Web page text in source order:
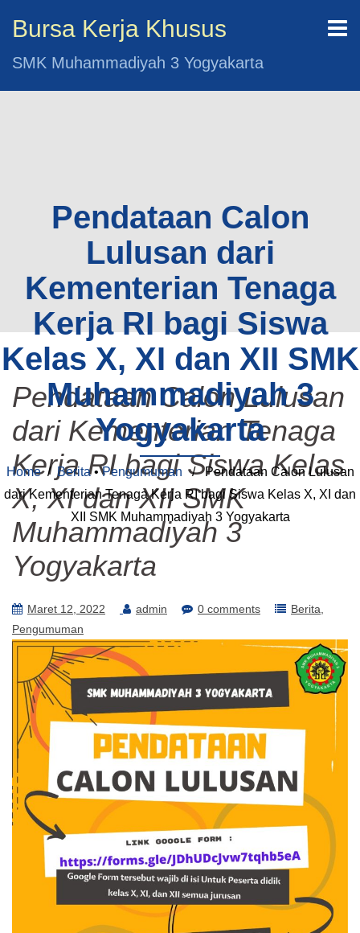
Bursa Kerja Khusus
SMK Muhammadiyah 3 Yogyakarta
Pendataan Calon
Lulusan dari
Kementerian Tenaga
Kerja RI bagi Siswa
Kelas X, XI dan XII SMK
Muhammadiyah 3
Yogyakarta
Home/ Berita•Pengumuman / Pendataan Calon Lulusan
dari Kementerian Tenaga Kerja RI bagi Siswa Kelas X, XI dan
XII SMK Muhammadiyah 3 Yogyakarta
Pendataan Calon Lulusan
dari Kementerian Tenaga
Kerja RI bagi Siswa Kelas
X, XI dan XII SMK
Muhammadiyah 3
Yogyakarta
Maret 12, 2022 admin 0 comments
Berita
Pengumuman